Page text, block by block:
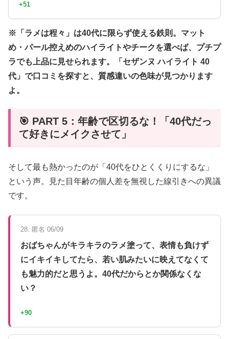
+51
※「ラメは程々」は40代に限らず使える鉄則。マット
め・パール控えめのハイライトやチークを選べば、プチプ
ラでも上品に見せられます。「セザンヌ ハイライト 40
代」で口コミを探すと、質感違いの色味が見つかります
よ。
🎯 PART 5：年齢で区切るな！「40代だっ
て好きにメイクさせて」
そして最も熱かったのが「40代をひとくくりにするな」
という声。見た目年齢の個人差を無視した線引きへの異議
です。
28. 匿名 06/09
おばちゃんがキラキラのラメ塗って、表情も負けず
にイキイキしてたら、若い肌みたいに映えてなくて
も魅力的だと思うよ。40代だからとか関係なくな
い？
+90